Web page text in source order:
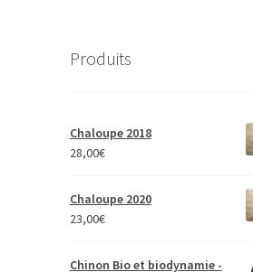
Produits
Chaloupe 2018
28,00€
Chaloupe 2020
23,00€
Chinon Bio et biodynamie -